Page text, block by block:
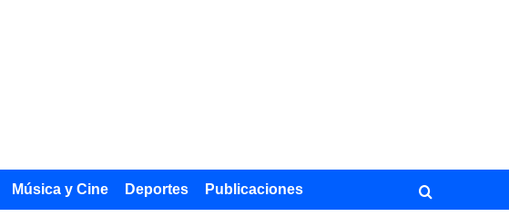
Música y Cine Deportes Publicaciones